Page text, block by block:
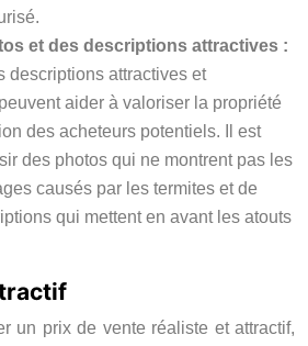
et des descriptions attractives :
descriptions attractives et
aider à valoriser la propriété
des acheteurs potentiels. Il est
des photos qui ne montrent pas les
causés par les termites et de
qui mettent en avant les atouts
un prix de vente réaliste et attractif,